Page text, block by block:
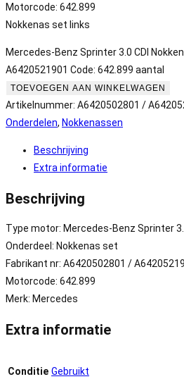
Motorcode: 642.899
Nokkenas set links
Mercedes-Benz Sprinter 3.0 CDI
A6420521901 Code: 642.899 aantal
TOEVOEGEN AAN WINKELWAGEN
Artikelnummer: A6420502801 /
Onderdelen, Nokkenassen
Beschrijving
Extra informatie
Beschrijving
Type motor: Mercedes-Benz Sprinter
Onderdeel: Nokkenas set
Fabrikant nr: A6420502801 /
Motorcode: 642.899
Merk: Mercedes
Extra informatie
Conditie Gebruikt